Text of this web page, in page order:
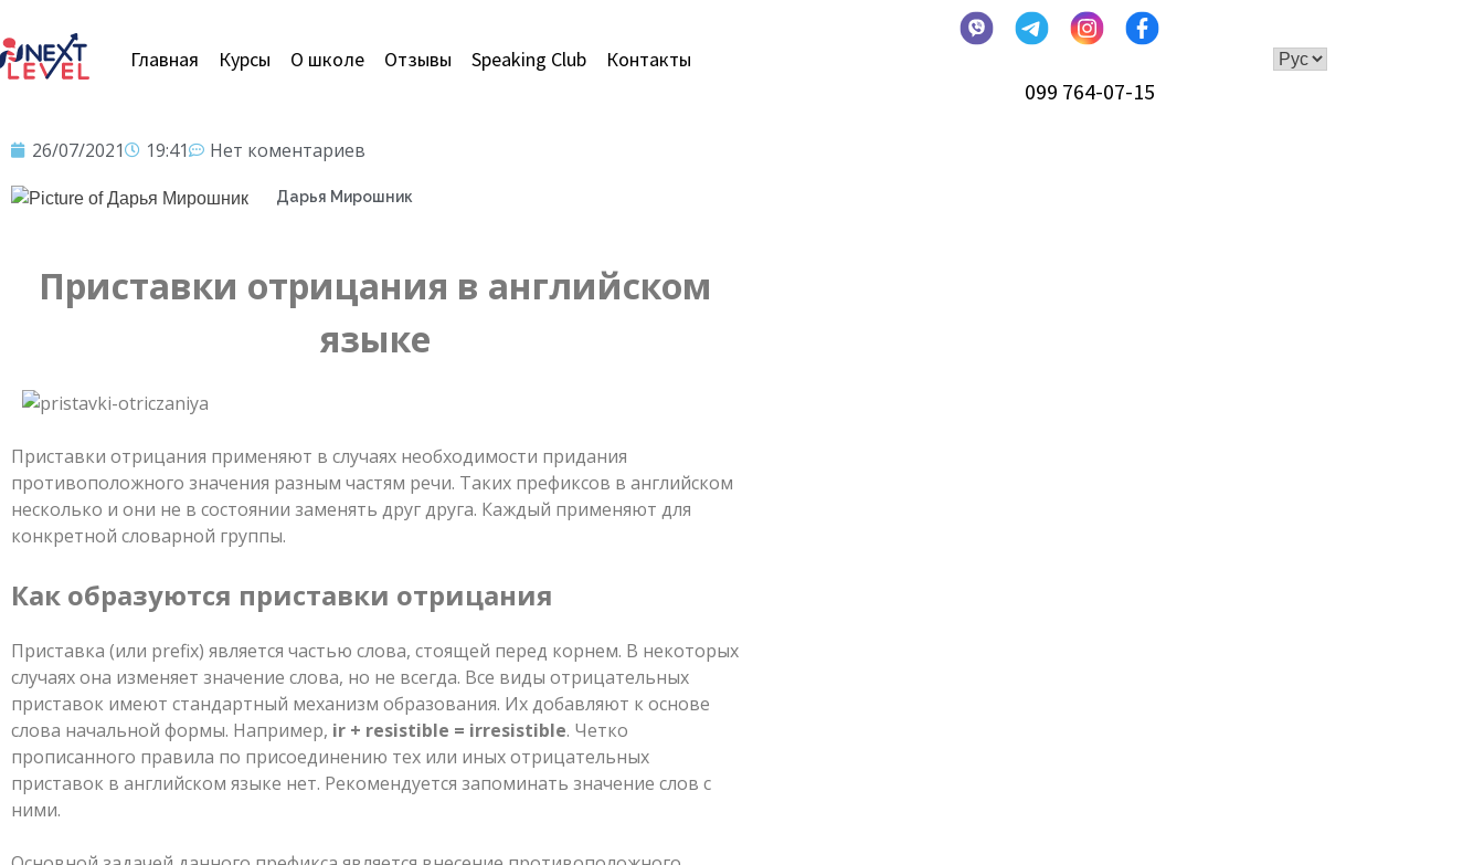
Главная Курсы О школе Отзывы Speaking Club Контакты
099 764-07-15
26/07/2021 19:41 Нет коментариев
Дарья Мирошник
Приставки отрицания в английском
языке
Приставки отрицания применяют в случаях необходимости придания
противоположного значения разным частям речи. Таких префиксов в английском
несколько и они не в состоянии заменять друг друга. Каждый применяют для
конкретной словарной группы.
Как образуются приставки отрицания
Приставка (или prefix) является частью слова, стоящей перед корнем. В некоторых
случаях она изменяет значение слова, но не всегда. Все виды отрицательных
приставок имеют стандартный механизм образования. Их добавляют к основе
слова начальной формы. Например, ir + resistible = irresistible. Четко
прописанного правила по присоединению тех или иных отрицательных
приставок в английском языке нет. Рекомендуется запоминать значение слов с
ними.